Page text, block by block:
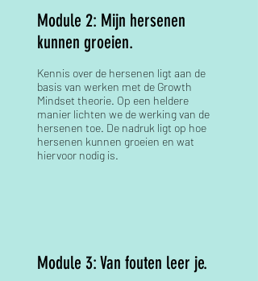
Module 2: Mijn hersenen
kunnen groeien.
Kennis over de hersenen ligt aan de
basis van werken met de Growth
Mindset theorie. Op een heldere
manier lichten we de werking van de
hersenen toe. De nadruk ligt op hoe
hersenen kunnen groeien en wat
hiervoor nodig is.
Module 3: Van fouten leer je.